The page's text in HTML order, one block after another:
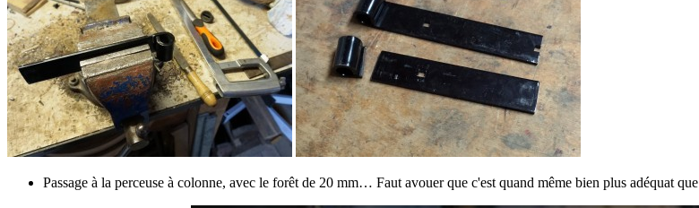
Passage à la perceuse à colonne, avec le forêt de 20 mm… Faut avouer que c'est quand même bien plus adéquat que